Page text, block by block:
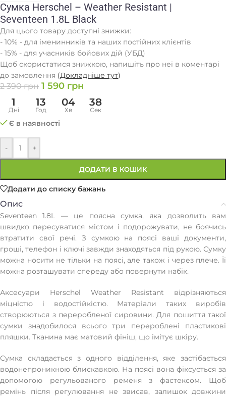
Сумка Herschel – Weather Resistant |
Seventeen 1.8L Black
Для цього товару доступні знижки:
- 10% - для іменинників та наших постійних клієнтів
- 15% - для учасників бойових дій (УБД)
Щоб скористатися знижкою, напишіть про неї в коментарі
до замовлення (Докладніше тут)
2 390грн 1 590 грн
1
Дні
13
Год
04
Хв
38
Сек
Є в наявності
- +
ДОДАТИ В КОШИК
Додати до списку бажань
Опис
Seventeen 1.8L — це поясна сумка, яка дозволить вам
швидко пересуватися містом і подорожувати, не боячись
втратити свої речі. З сумкою на поясі ваші документи,
гроші, телефон і ключі завжди знаходяться під рукою. Сумку
можна носити не тільки на поясі, але також і через плече. Її
можна розташувати спереду або повернути набік.
Аксесуари Herschel Weather Resistant відрізняються
міцністю і водостійкістю. Матеріали таких виробів
створюються з переробленої сировини. Для пошиття такої
сумки знадобилося всього три перероблені пластикові
пляшки. Тканина має матовий фініш, що імітує шкіру.
Сумка складається з одного відділення, яке застібається
водонепроникною блискавкою. На поясі вона фіксується за
допомогою регульованого ременя з фастексом. Щоб
ремінь після регулювання не звисав, залишок довжини